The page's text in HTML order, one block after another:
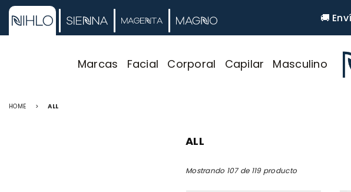
🚚
Marcas Facial Corporal Capilar Masculino
HOME > ALL
ALL
Mostrando 107 de 119 producto